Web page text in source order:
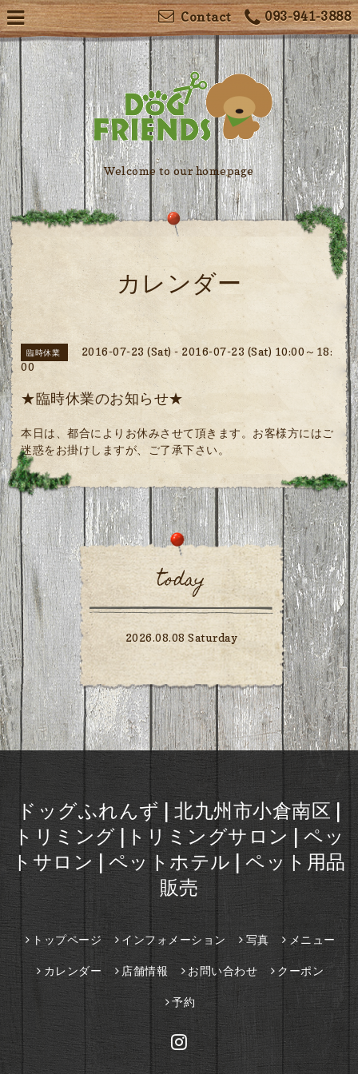
093-941-3888
Contact
Welcome to our homepage
カレンダー
臨時休業
2016-07-23 (Sat) - 2016-07-23 (Sat) 10:00～18:
00
★臨時休業のお知らせ★
本日は、都合によりお休みさせて頂きます。お客様方にはご
迷惑をお掛けしますが、ご了承下さい。
today
2026.08.08 Saturday
ドッグふれんず | 北九州市小倉南区 |
トリミング |トリミングサロン | ペッ
トサロン | ペットホテル | ペット用品
販売
トップページ インフォメーション 写真 メニュー
カレンダー 店舗情報 お問い合わせ クーポン
予約